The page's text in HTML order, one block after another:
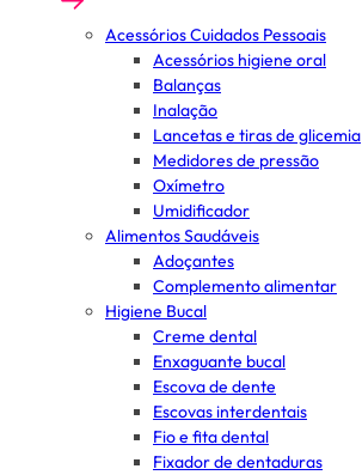
Acessórios Cuidados Pessoais
Acessórios higiene oral
Balanças
Inalação
Lancetas e tiras de glicemia
Medidores de pressão
Oxímetro
Umidificador
Alimentos Saudáveis
Adoçantes
Complemento alimentar
Higiene Bucal
Creme dental
Enxaguante bucal
Escova de dente
Escovas interdentais
Fio e fita dental
Fixador de dentaduras